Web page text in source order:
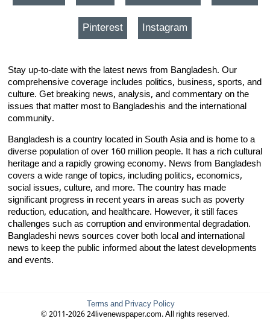
Pinterest Instagram
Stay up-to-date with the latest news from Bangladesh. Our
comprehensive coverage includes politics, business, sports, and
culture. Get breaking news, analysis, and commentary on the
issues that matter most to Bangladeshis and the international
community.
Bangladesh is a country located in South Asia and is home to a
diverse population of over 160 million people. It has a rich cultural
heritage and a rapidly growing economy. News from Bangladesh
covers a wide range of topics, including politics, economics,
social issues, culture, and more. The country has made
significant progress in recent years in areas such as poverty
reduction, education, and healthcare. However, it still faces
challenges such as corruption and environmental degradation.
Bangladeshi news sources cover both local and international
news to keep the public informed about the latest developments
and events.
Terms and Privacy Policy
© 2011-2026 24livenewspaper.com. All rights reserved.